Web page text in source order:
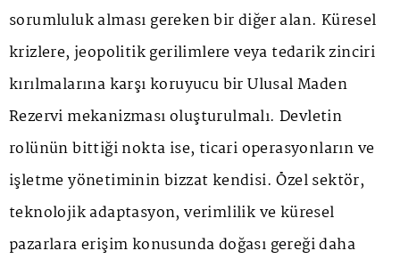
sorumluluk alması gereken bir diğer alan. Küresel
krizlere, jeopolitik gerilimlere veya tedarik zinciri
kırılmalarına karşı koruyucu bir Ulusal Maden
Rezervi mekanizması oluşturulmalı. Devletin
rolünün bittiği nokta ise, ticari operasyonların ve
işletme yönetiminin bizzat kendisi. Özel sektör,
teknolojik adaptasyon, verimlilik ve küresel
pazarlara erişim konusunda doğası gereği daha